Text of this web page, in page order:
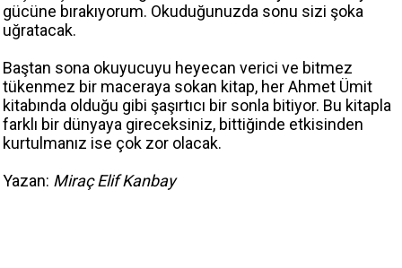
gücüne bırakıyorum. Okuduğunuzda sonu sizi şoka
uğratacak.
Baştan sona okuyucuyu heyecan verici ve bitmez
tükenmez bir maceraya sokan kitap, her Ahmet Ümit
kitabında olduğu gibi şaşırtıcı bir sonla bitiyor. Bu kitapla
farklı bir dünyaya gireceksiniz, bittiğinde etkisinden
kurtulmanız ise çok zor olacak.
Yazan: Miraç Elif Kanbay